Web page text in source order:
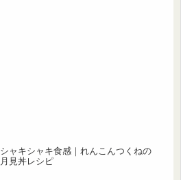
シャキシャキ食感｜れんこんつくねの
月見丼レシピ